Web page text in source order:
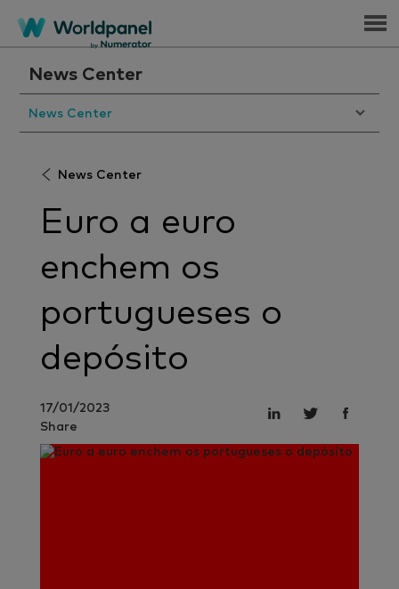
Menu
News Center
News Center
News Center
Euro a euro
enchem os
portugueses o
depósito
17/01/2023
Share